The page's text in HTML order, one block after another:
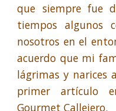
que siempre fue
tiempos algunos
nosotros en el
acuerdo que mi
lágrimas y narices
primer artículo
Gourmet Callejero.